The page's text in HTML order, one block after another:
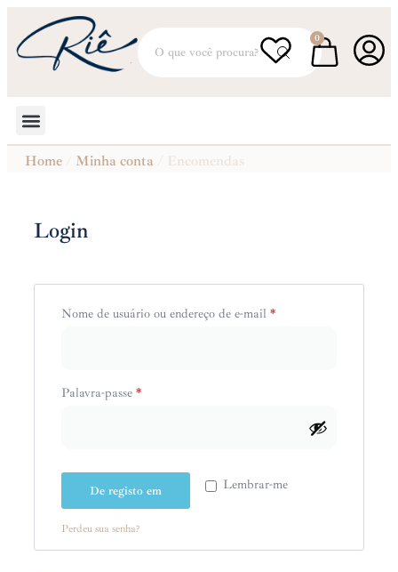
0
Home Minha conta / Encomendas
Login
Nome de usuário ou endereço de e-mail *
Palavra-passe *
Lembrar-me
De registo em
Perdeu sua senha?